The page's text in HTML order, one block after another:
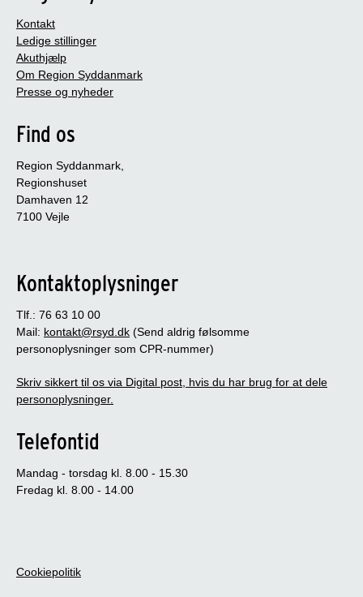
Kontakt
Ledige stillinger
Akuthjælp
Om Region Syddanmark
Presse og nyheder
Find os
Region Syddanmark,
Regionshuset
Damhaven 12
7100 Vejle
Kontaktoplysninger
Tlf.: 76 63 10 00
Mail: kontakt@rsyd.dk (Send aldrig følsomme
personoplysninger som CPR-nummer)
Skriv sikkert til os via Digital post, hvis du har brug for at dele
personoplysninger.
Telefontid
Mandag - torsdag kl. 8.00 - 15.30
Fredag kl. 8.00 - 14.00
Cookiepolitik